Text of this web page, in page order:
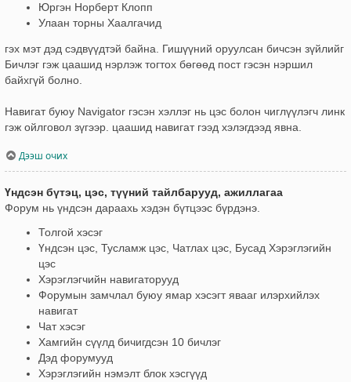
Юргэн Норберт Клопп
Улаан торны Хаалгачид
гэх мэт дэд сэдвүүдтэй байна. Гишүүний оруулсан бичсэн зүйлийг
Бичлэг гэж цаашид нэрлэж тогтох бөгөөд пост гэсэн нэршил
байхгүй болно.
Навигат буюу Navigator гэсэн хэллэг нь цэс болон чиглүүлэгч линк
гэж ойлговол зүгээр. цаашид навигат гээд хэлэгдээд явна.
Дээш очих
Үндсэн бүтэц, цэс, түүний тайлбарууд, ажиллагаа
Форум нь үндсэн дараахь хэдэн бүтцээс бүрдэнэ.
Толгой хэсэг
Үндсэн цэс, Тусламж цэс, Чатлах цэс, Бусад Хэрэглэгийн
цэс
Хэрэглэгчийн навигаторууд
Форумын замчлал буюу ямар хэсэгт явааг илэрхийлэх
навигат
Чат хэсэг
Хамгийн сүүлд бичигдсэн 10 бичлэг
Дэд форумууд
Хэрэглэгийн нэмэлт блок хэсгүүд